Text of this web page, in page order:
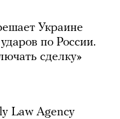
Украине
по России.
сделку»
Law Agency